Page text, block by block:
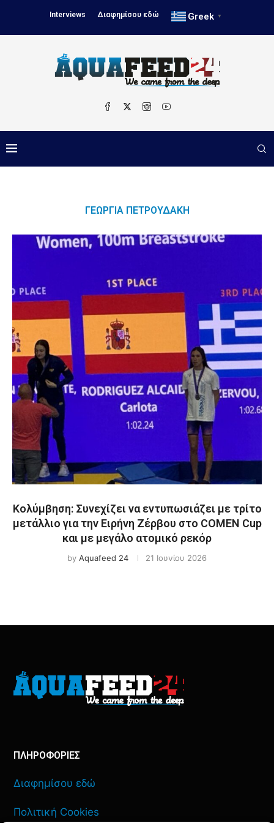
Interviews Διαφημίσου εδώ Greek ▼
ΓΕΩΡΓΊΑ ΠΕΤΡΟΥΔΆΚΗ
Κολύμβηση: Συνεχίζει να εντυπωσιάζει με τρίτο
μετάλλιο για την Ειρήνη Ζέρβου στο COMEN Cup
και με μεγάλο ατομικό ρεκόρ
by Aquafeed 24 21 Ιουνίου 2026
ΠΛΗΡΟΦΟΡΙΕΣ
Διαφημίσου εδώ
Πολιτική Cookies